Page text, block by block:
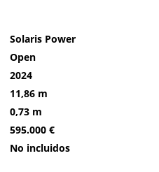
Solaris Power
Open
2024
11,86 m
0,73 m
595.000 €
No incluidos